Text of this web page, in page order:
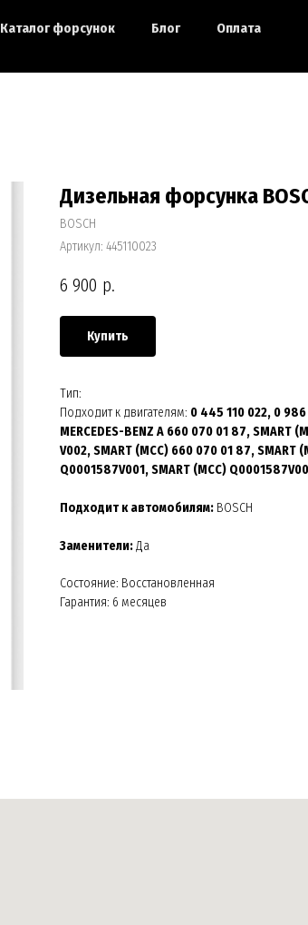
Каталог форсунок Блог
Оплата
Дизельная форсунка
BOSCH
Артикул: 445110023
6 900 р.
Купить
Тип:
Подходит к двигателям: 0 445 110 022, 0
MERCEDES-BENZ A 660 070 01 87, SMART
V002, SMART (MCC) 660 070 01 87, SMART
Q0001587V001, SMART (MCC)
Подходит к автомобилям: BOSCH
Заменители:Да
Состояние: Восстановленная
Гарантия: 6 месяцев